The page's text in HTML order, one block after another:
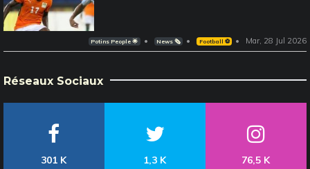
Potins People 🌟 News 🗞️ Football ⚽️ Mar, 28 Jul 2026
Réseaux Sociaux
301 K
1,3 K
76,5 K